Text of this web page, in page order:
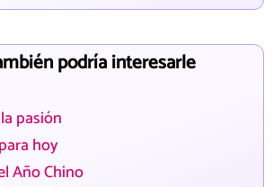
podría interesarle
pasión
hoy
Año Chino